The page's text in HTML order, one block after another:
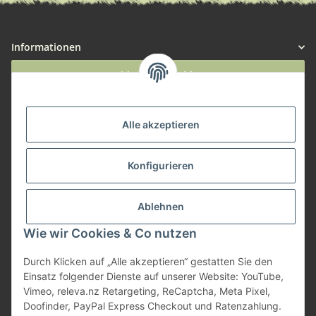
Alle akzeptieren
Konfigurieren
Ablehnen
Wie wir Cookies & Co nutzen
Durch Klicken auf „Alle akzeptieren“ gestatten Sie den
Einsatz folgender Dienste auf unserer Website: YouTube,
Vimeo, releva.nz Retargeting, ReCaptcha, Meta Pixel,
Doofinder, PayPal Express Checkout und Ratenzahlung.
Informationen
Widerruf anmelden
Herstellerinformationen